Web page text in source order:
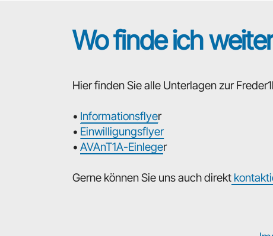
Wo finde ich
Hier finden Sie alle Unterlagen zur
• Informationsflyer
• Einwilligungsflyer
• AVAnT1A-Einleger
Gerne können Sie uns auch direkt